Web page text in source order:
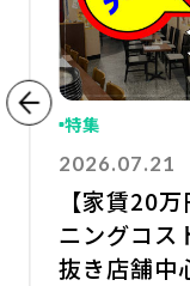
特集
2026.07.21
【家賃20
ニングコス
抜き店舗中